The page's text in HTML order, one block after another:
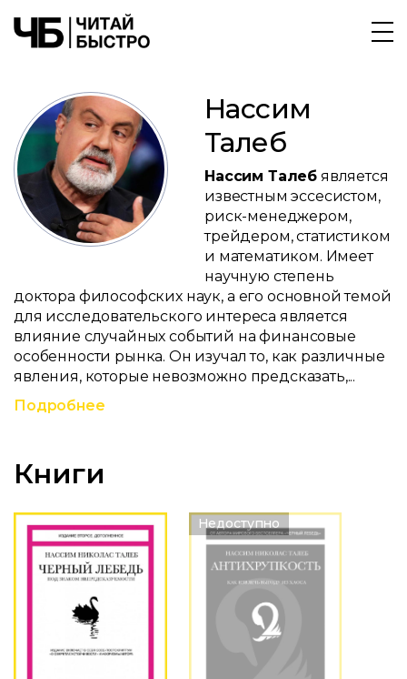
Нассим
Талеб
Нассим Талеб является
известным эссесистом,
риск-менеджером,
трейдером, статистиком
и математиком. Имеет
научную степень
доктора философских наук, а его основной темой
для исследовательского интереса является
влияние случайных событий на финансовые
особенности рынка. Он изучал то, как различные
явления, которые невозможно предсказать,...
Подробнее
Книги
Недоступно